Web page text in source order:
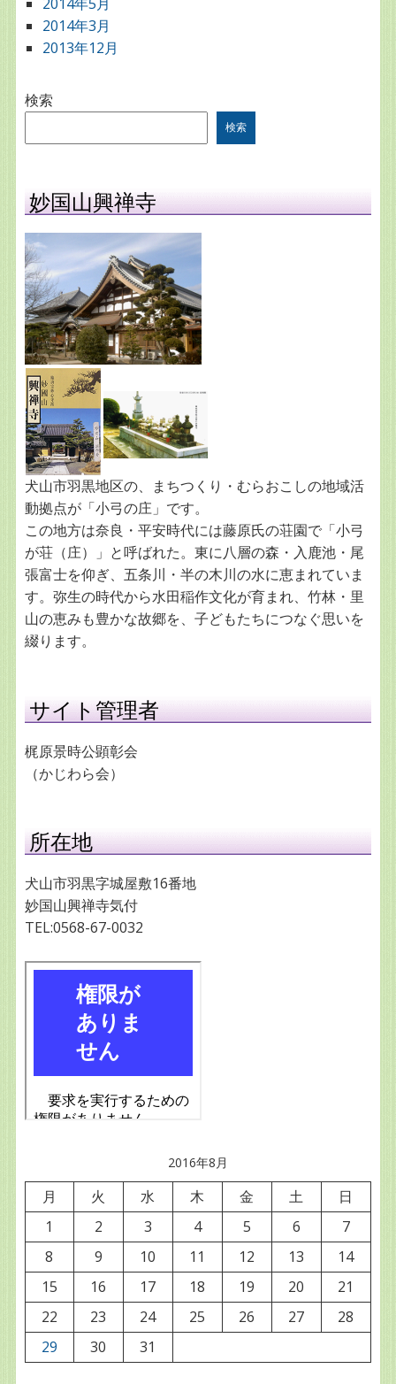
2014年5月
2014年3月
2013年12月
検索
検索
妙国山興禅寺
犬山市羽黒地区の、まちつくり・むらおこしの地域活
動拠点が「小弓の庄」です。
この地方は奈良・平安時代には藤原氏の荘園で「小弓
が荘（庄）」と呼ばれた。東に八層の森・入鹿池・尾
張富士を仰ぎ、五条川・半の木川の水に恵まれていま
す。弥生の時代から水田稲作文化が育まれ、竹林・里
山の恵みも豊かな故郷を、子どもたちにつなぐ思いを
綴ります。
サイト管理者
梶原景時公顕彰会
（かじわら会）
所在地
犬山市羽黒字城屋敷16番地
妙国山興禅寺気付
TEL:0568-67-0032
2016年8月
月 火 水 木 金 土
日
1
2 3 4 5 6
7
8
9 10 11 12 13
14
15
16 17 18 19 20
21
22
23 24 25 26 27
28
29
30 31